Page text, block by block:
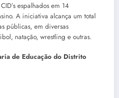
espalhados em 14
A iniciativa alcança um total
públicas, em diversas
natação, wrestling e outras.
de Educação do Distrito